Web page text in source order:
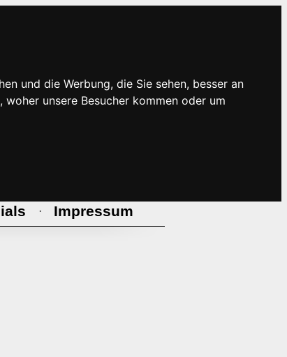
und die Werbung, die Sie sehen, besser an
unsere Besucher kommen oder um
· Impressum